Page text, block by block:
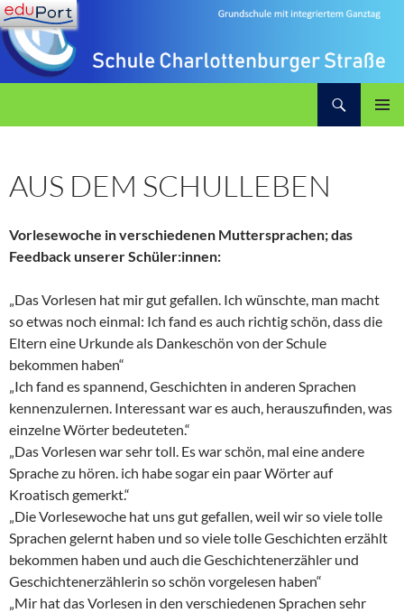
Zum
Inhalt
springen
AUS DEM SCHULLEBEN
Vorlesewoche in verschiedenen Muttersprachen; das
Feedback unserer Schüler:innen:
„Das Vorlesen hat mir gut gefallen. Ich wünschte, man macht
so etwas noch einmal: Ich fand es auch richtig schön, dass die
Eltern eine Urkunde als Dankeschön von der Schule
bekommen haben“
„Ich fand es spannend, Geschichten in anderen Sprachen
kennenzulernen. Interessant war es auch, herauszufinden, was
einzelne Wörter bedeuteten.“
„Das Vorlesen war sehr toll. Es war schön, mal eine andere
Sprache zu hören. ich habe sogar ein paar Wörter auf
Kroatisch gemerkt.“
„Die Vorlesewoche hat uns gut gefallen, weil wir so viele tolle
Sprachen gelernt haben und so viele tolle Geschichten erzählt
bekommen haben und auch die Geschichtenerzähler und
Geschichtenerzählerin so schön vorgelesen haben“
„Mir hat das Vorlesen in den verschiedenen Sprachen sehr